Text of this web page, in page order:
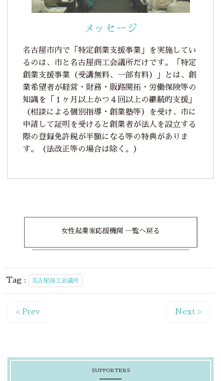
メッセージ
名古屋市内で「特定創業支援事業」を実施してい
るのは、市と名古屋商工会議所だけです。「特定
創業支援事業（受講無料、一部有料）」とは、創
業希望者が経営・財務・販路開拓・労働保険等の
知識を「１ヶ月以上かつ４回以上の継続的支援」
（相談による個別指導・創業塾等）を受け、市に
申請して証明を受けると創業者が法人を設立する
際の登録免許税が半額になる等の特典がありま
す。（法改正等の場合は除く。）
女性起業家応援機関 一覧へ戻る
Tag : 名古屋商工会議所
< Prev Next >
SUPPORTERS